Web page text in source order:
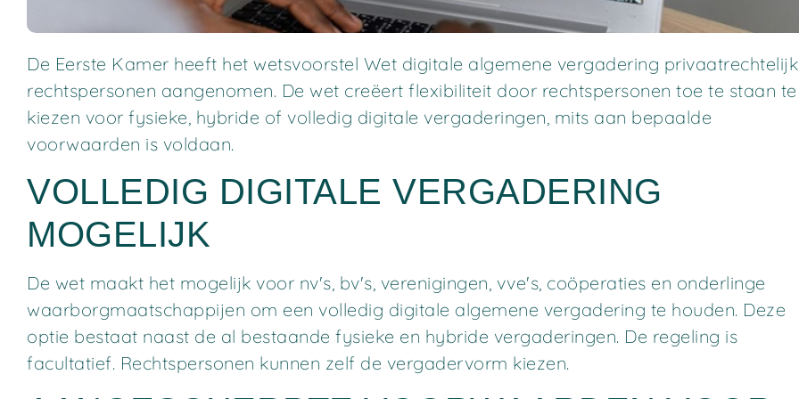
De Eerste Kamer heeft het wetsvoorstel Wet digitale algemene vergadering
rechtspersonen aangenomen. De wet creëert flexibiliteit door rechtspersonen toe te staan te
kiezen voor fysieke, hybride of volledig digitale vergaderingen, mits aan bepaalde
voorwaarden is voldaan.
VOLLEDIG DIGITALE VERGADERING
MOGELIJK
De wet maakt het mogelijk voor nv's, bv's, verenigingen, vve's, coöperaties en onderlinge
waarborgmaatschappijen om een volledig digitale algemene vergadering te houden. Deze
optie bestaat naast de al bestaande fysieke en hybride vergaderingen. De regeling is
facultatief. Rechtspersonen kunnen zelf de vergadervorm kiezen.